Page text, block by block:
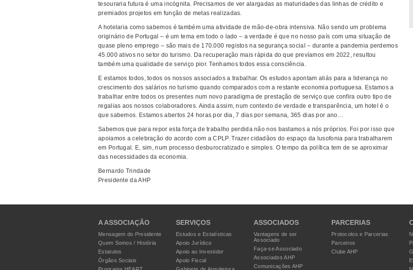
tesouraria futura é uma incógnita. Precisamos de ver alargadas as maturidades das linhas de crédito e
premiados projetos em função de metas realizadas.
A hotelaria como sabemos é também uma atividade de mão-de-obra intensiva. Não sendo um problema
originário de Portugal – é um tema em todo o lado – a verdade é que no nosso país com uma situação de
quase pleno emprego – são mais de 170.000 registos na segurança social – durante a pandemia perdemos
45.000 ativos no setor do turismo. Da recuperação mais rápida do que prevíamos em 2022, resultou
também uma qualidade de serviço pior. Tenhamos todos essa consciência.
E estamos todos, todos os nossos associados a trabalhar. Os estudos apontam aliás para a liderança no
crescimento dos salários no turismo quando comparados com a restante economia portuguesa. Estamos a
trabalhar entre todos os presentes num novo paradigma de prestação de serviço que confira outro tipo de
regalias aos nossos colaboradores. Ainda assim, num contexto de verdade e transparência, um hotel é o
que sabemos. Estamos abertos 24 horas por dia, 7 dias por semana, 365 dias por ano…
Sabemos que para repor esta força de trabalho perdida não nos bastamos a nós próprios. Foi por isso que
apoiamos a celebração do acordo com a CPLP. Trazer cidadãos do espaço da lusofonia para trabalharem
em Portugal. E, sim, num processo desburocratizado e simples. O tempo da política tem de se aproximar
das necessidades da economia.
Bernardo Trindade
Presidente da AHP
A ASSOCIAÇÃO
Mensagem do Presidente
Quem Somos / História
Estatutos
Órgãos Sociais
SERVIÇOS
Estudos e Estatísticas
Apoio Jurídico
Apoio ao Investidor
Apoio Fiscal
ASSOCIADOS
Vantagens de ser
Associado
Faça-se Associado
Associados AHP
Comunicações AHP
PARCERIAS
Protocolos e Parcerias
Parceiros
Clube AHP